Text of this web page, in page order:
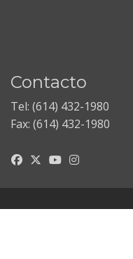
Contacto
Tel: (614) 432-1980
Fax: (614) 432-1980